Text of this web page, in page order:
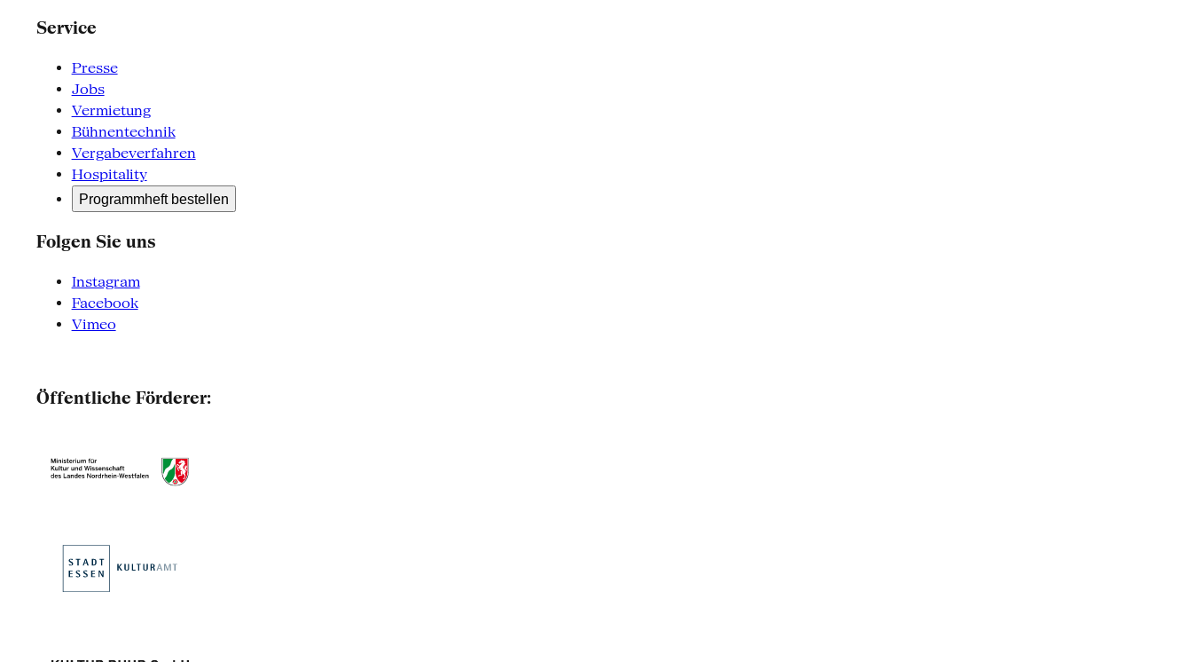
Service
Presse
Jobs
Vermietung
Bühnentechnik
Vergabeverfahren
Hospitality
Programmheft bestellen
Folgen Sie uns
Instagram
Facebook
Vimeo
Öffentliche Förderer: